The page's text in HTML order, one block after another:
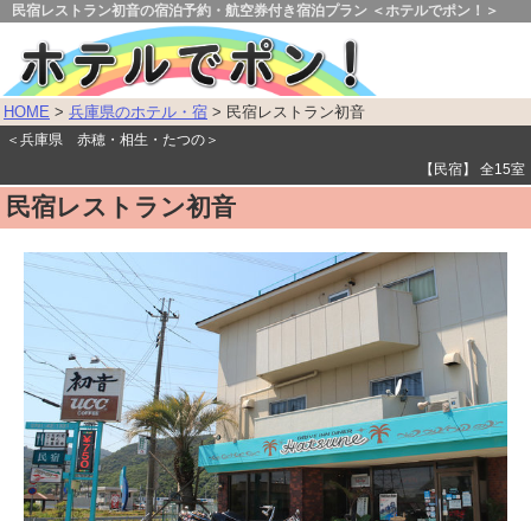
民宿レストラン初音の宿泊予約・航空券付き宿泊プラン ＜ホテルでポン！＞
HOME > 兵庫県のホテル・宿 > 民宿レストラン初音
＜兵庫県 赤穂・相生・たつの＞
【民宿】 全15室
民宿レストラン初音